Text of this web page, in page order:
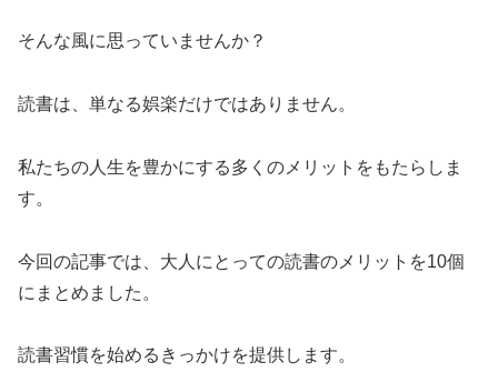
そんな風に思っていませんか？
読書は、単なる娯楽だけではありません。
私たちの人生を豊かにする多くのメリットをもたらしま
す。
今回の記事では、大人にとっての読書のメリットを10個
にまとめました。
読書習慣を始めるきっかけを提供します。